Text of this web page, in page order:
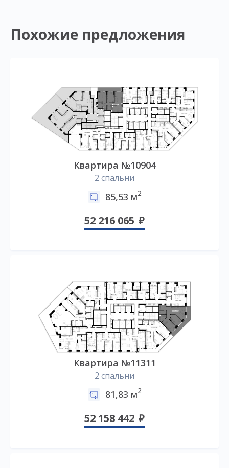
Похожие предложения
Квартира №10904
2 спальни
85,53 м2
52 216 065
Квартира №11311
2 спальни
81,83 м2
52 158 442